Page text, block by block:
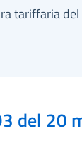
tariffaria
del 20